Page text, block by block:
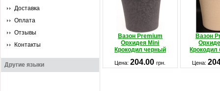
Доставка
Оплата
Отзывы
Контакты
Другие языки
Вазон Premium
Орхидея Mini
Крокодил черный
Вазон
Цена:204.00грн. Цена: